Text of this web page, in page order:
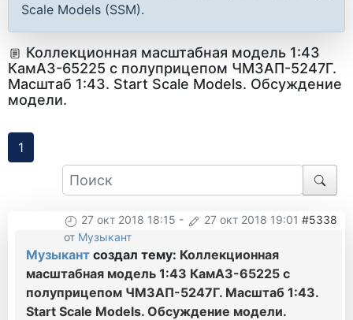
Scale Models (SSM).
Коллекционная масштабная модель 1:43
КамАЗ-65225 с полуприцепом ЧМЗАП-5247Г.
Масштаб 1:43. Start Scale Models. Обсуждение
модели.
1
27 окт 2018 18:15 - 27 окт 2018 19:01 #5338
от Музыкант
Музыкант создал тему: Коллекционная
масштабная модель 1:43 КамАЗ-65225 с
полуприцепом ЧМЗАП-5247Г. Масштаб 1:43.
Start Scale Models. Обсуждение модели.